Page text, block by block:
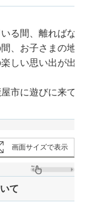
る間、離ればな
、お子さまの地
しい思い出が出
市に遊びに来て
画面サイズで表示
て